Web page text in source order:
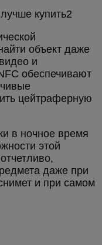
объект даже
и
обеспечивают
цейтраферную
в ночное время
этой
даже при
и при самом